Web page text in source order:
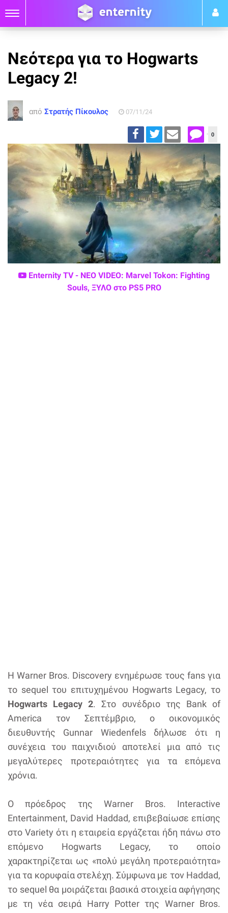
Νεότερα για το Hogwarts
Legacy 2!
από Στρατής Πίκουλος 07/11/24
0
Enternity TV - ΝΕΟ VIDEO: Marvel Tokon: Fighting
Souls, ΞΥΛΟ στο PS5 PRO
Η Warner Bros. Discovery ενημέρωσε τους fans για
το sequel του επιτυχημένου Hogwarts Legacy, το
Hogwarts Legacy 2. Στο συνέδριο της Bank of
America τον Σεπτέμβριο, ο οικονομικός
διευθυντής Gunnar Wiedenfels δήλωσε ότι η
συνέχεια του παιχνιδιού αποτελεί μια από τις
μεγαλύτερες προτεραιότητες για τα επόμενα
χρόνια.
Ο πρόεδρος της Warner Bros. Interactive
Entertainment, David Haddad, επιβεβαίωσε επίσης
στο Variety ότι η εταιρεία εργάζεται ήδη πάνω στο
επόμενο Hogwarts Legacy, το οποίο
χαρακτηρίζεται ως «πολύ μεγάλη προτεραιότητα»
για τα κορυφαία στελέχη. Σύμφωνα με τον Haddad,
το sequel θα μοιράζεται βασικά στοιχεία αφήγησης
με τη νέα σειρά Harry Potter της Warner Bros.